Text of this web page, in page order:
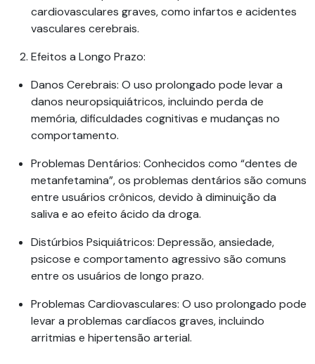
cardiovasculares graves, como infartos e acidentes
vasculares cerebrais.
Efeitos a Longo Prazo:
Danos Cerebrais: O uso prolongado pode levar a
danos neuropsiquiátricos, incluindo perda de
memória, dificuldades cognitivas e mudanças no
comportamento.
Problemas Dentários: Conhecidos como “dentes de
metanfetamina”, os problemas dentários são comuns
entre usuários crônicos, devido à diminuição da
saliva e ao efeito ácido da droga.
Distúrbios Psiquiátricos: Depressão, ansiedade,
psicose e comportamento agressivo são comuns
entre os usuários de longo prazo.
Problemas Cardiovasculares: O uso prolongado pode
levar a problemas cardíacos graves, incluindo
arritmias e hipertensão arterial.